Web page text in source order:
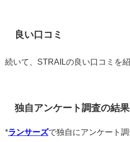
良い口コミ
続いて、STRAILの良い口コミを紹
独自アンケート調査の結果
*ランサーズで独自にアンケート